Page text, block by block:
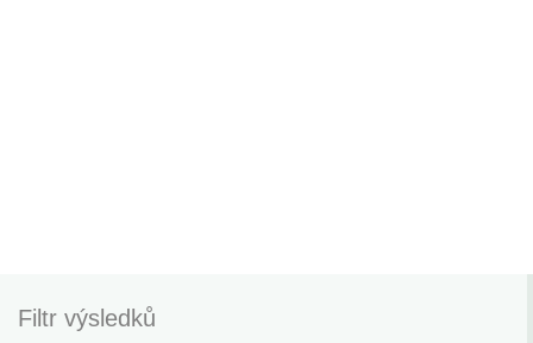
Filtr výsledků